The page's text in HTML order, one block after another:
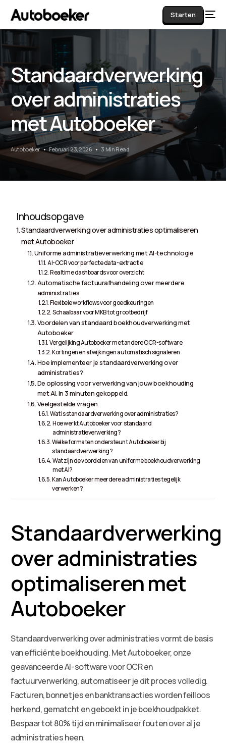
Starten
Standaardverwerking
over administraties
met Autoboeker
Autoboeker Februari 23, 2026 3 Min Read
Inhoudsopgave
Standaardverwerking over administraties optimaliseren
met Autoboeker
Uniforme administratieverwerking met AI-technologie
AI-OCR voor perfecte data-extractie
Realtime dashboards voor overzicht
Automatische factuurafhandeling over meerdere
administraties
Flexibele workflows voor goedkeuringen
Schaalbaar voor MKB tot grootbedrijf
Voordelen van standaard boekhoudverwerking met
Autoboeker
Vergelijking Autoboeker met andere OCR-software
Kortingen en afwijkingen automatisch signaleren
Hoe implementeer je standaardverwerking over
administraties?
De oplossing voor verwerking van jouw boekhouding
met AI. In 3 minuten gekoppeld.
Veelgestelde vragen
Wat is standaardverwerking over administraties?
Hoe werkt Autoboeker voor standaard
administratieverwerking?
Welke formaten ondersteunt Autoboeker bij
standaardverwerking?
Wat zijn de voordelen van uniforme boekhoudverwerking
met AI?
Kan Autoboeker meerdere administraties tegelijk
verwerken?
Standaardverwerking
over administraties
optimaliseren met
Autoboeker
Standaardverwerking over administraties vormt de basis
van efficiënte boekhouding. Met Autoboeker, onze
geavanceerde AI-software voor OCR en
factuurverwerking, automatiseer je dit proces volledig.
Facturen, bonnetjes en banktransacties worden feilloos
herkend, gematcht en geboekt in je boekhoudpakket.
Bespaar tot 80% tijd en minimaliseer fouten over al je
administraties heen.
AI